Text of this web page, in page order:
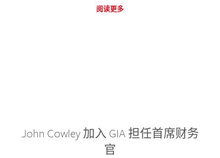
阅读更多
John Cowley 加入 GIA 担任首席财务
官